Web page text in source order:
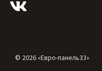
© 2026 «Евро-панель33»